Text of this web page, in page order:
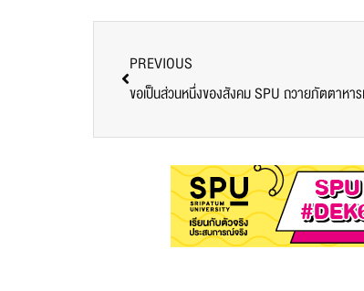
PREVIOUS
ขอเป็นส่วนหนึ่งของสังคม SPU ถวายภัตตาหา